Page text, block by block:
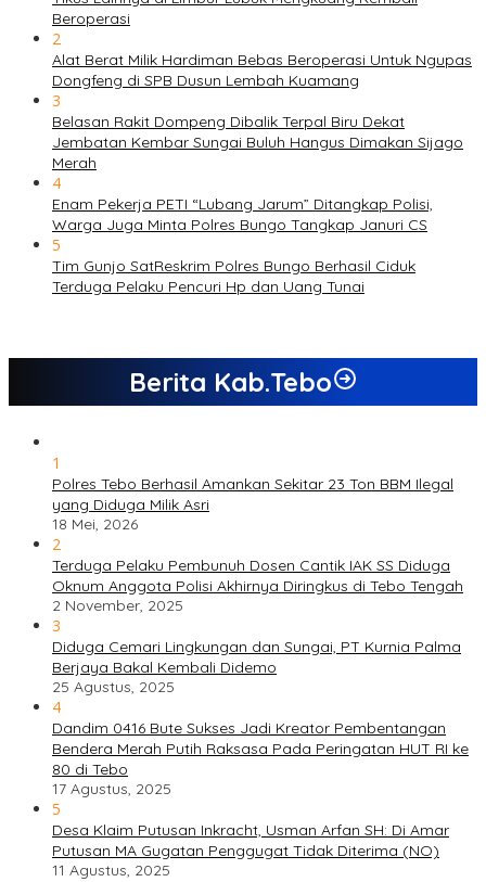
Beroperasi
2
Alat Berat Milik Hardiman Bebas Beroperasi Untuk Ngupas
Dongfeng di SPB Dusun Lembah Kuamang
3
Belasan Rakit Dompeng Dibalik Terpal Biru Dekat
Jembatan Kembar Sungai Buluh Hangus Dimakan Sijago
Merah
4
Enam Pekerja PETI “Lubang Jarum” Ditangkap Polisi,
Warga Juga Minta Polres Bungo Tangkap Januri CS
5
Tim Gunjo SatReskrim Polres Bungo Berhasil Ciduk
Terduga Pelaku Pencuri Hp dan Uang Tunai
Berita Kab.Tebo
1
Polres Tebo Berhasil Amankan Sekitar 23 Ton BBM Ilegal
yang Diduga Milik Asri
18 Mei, 2026
2
Terduga Pelaku Pembunuh Dosen Cantik IAK SS Diduga
Oknum Anggota Polisi Akhirnya Diringkus di Tebo Tengah
2 November, 2025
3
Diduga Cemari Lingkungan dan Sungai, PT Kurnia Palma
Berjaya Bakal Kembali Didemo
25 Agustus, 2025
4
Dandim 0416 Bute Sukses Jadi Kreator Pembentangan
Bendera Merah Putih Raksasa Pada Peringatan HUT RI ke
80 di Tebo
17 Agustus, 2025
5
Desa Klaim Putusan Inkracht, Usman Arfan SH: Di Amar
Putusan MA Gugatan Penggugat Tidak Diterima (NO)
11 Agustus, 2025